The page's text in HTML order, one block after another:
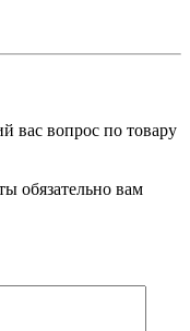
вас вопрос по товару
обязательно вам